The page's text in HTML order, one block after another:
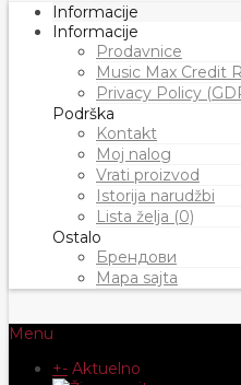
Informacije
Informacije
Prodavnice
Music Max Credit
Privacy Policy
Podrška
Kontakt
Moj nalog
Vrati proizvod
Istorija narudžbi
Lista želja (0)
Ostalo
Брендови
Mapa sajta
Menu
+- Aktuelno